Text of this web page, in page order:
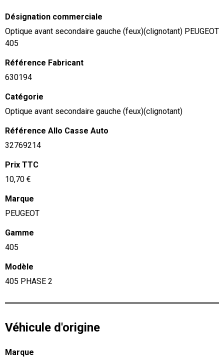
Désignation commerciale
Optique avant secondaire gauche (feux)(clignotant) PEUGEOT
405
Référence Fabricant
630194
Catégorie
Optique avant secondaire gauche (feux)(clignotant)
Référence Allo Casse Auto
32769214
Prix TTC
10,70 €
Marque
PEUGEOT
Gamme
405
Modèle
405 PHASE 2
Véhicule d'origine
Marque